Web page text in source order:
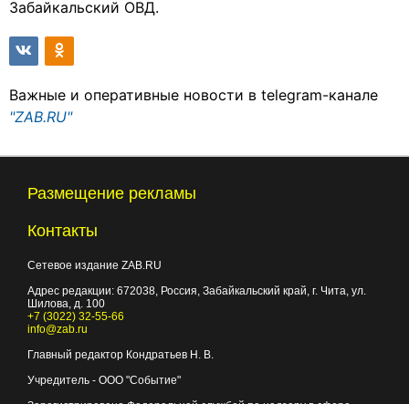
Забайкальский ОВД.
Важные и оперативные новости в telegram-канале
"ZAB.RU"
Размещение рекламы
Контакты
Сетевое издание ZAB.RU
Адрес редакции: 672038, Россия, Забайкальский край, г. Чита, ул.
Шилова, д. 100
+7 (3022) 32-55-66
info@zab.ru
Главный редактор Кондратьев Н. В.
Учредитель - ООО "Событие"